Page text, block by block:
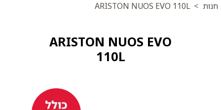
חנות >
ARISTON NUOS EVO 110L
ARISTON NUOS EVO
110L